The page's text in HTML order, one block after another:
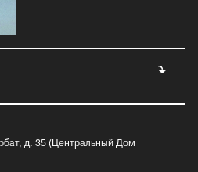
д. 35 (Центральный Дом